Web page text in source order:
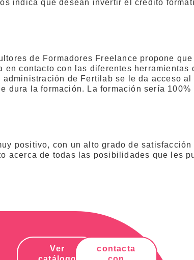
indica que desean invertir el crédito
de Formadores Freelance propone
contacto con las diferentes herramientas
de Fertilab se le da acceso al
la formación. La formación sería 100%
positivo, con un alto grado de
acerca de todas las posibilidades que les
Ver
contacta